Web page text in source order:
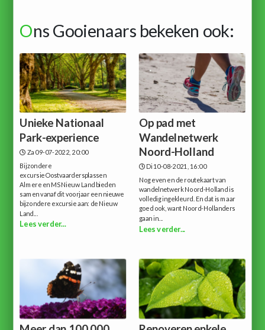
Ons Gooienaars bekeken ook:
Unieke Nationaal
Park-experience
Za 09-07-2022, 20:00
Bijzondere
excursieOostvaardersplassen
Almere en MS Nieuw Land bieden
samen vanaf dit voorjaar een nieuwe
bijzondere excursie aan: de Nieuw
Land...
Lees verder...
Op pad met
Wandelnetwerk
Noord-Holland
Di 10-08-2021, 16:00
Nog even en de routekaart van
wandelnetwerk Noord-Holland is
volledig ingekleurd. En dat is maar
goed ook, want Noord-Hollanders
gaan in...
Lees verder...